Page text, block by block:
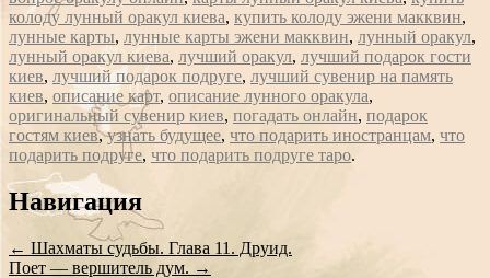
колоду лунный оракул киева, купить колоду эжени макквин,
лунные карты, лунные карты эжени макквин, лунный оракул,
лунный оракул киева, лучший оракул, лучший подарок гости
киев, лучший подарок подруге, лучший сувенир на память
киев, описание карт, описание лунного оракула,
оригинальный сувенир киев, погадать онлайн, подарок
гостям киев,узнать будущее, что подарить иностранцам, что
подарить подруге, что подарить подруге таро.
Сообщение
навигации
Навигация
← Шахматы судьбы. Глава 11. Друид.
Поет — вершитель дум. →